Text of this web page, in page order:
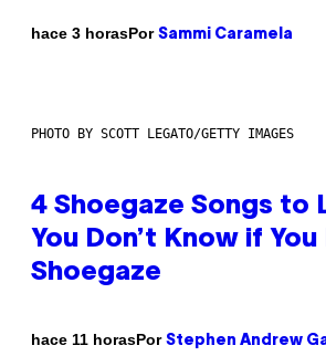
hace 3 horasPor Sammi Caramela
PHOTO BY SCOTT LEGATO/GETTY IMAGES
4 Shoegaze Songs to
You Don’t Know if You
Shoegaze
hace 11 horasPor Stephen Andrew